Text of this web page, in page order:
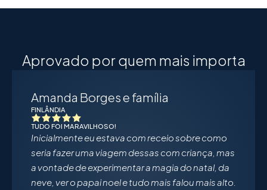
Aprovado por quem mais importa
Amanda Borges e família
FINLÂNDIA
TUDO FOI MARAVILHOSO!
Inicialmente eu estava com receio sobre como
seria fazer uma viagem dessas com criança, mas
a vontade de experimentar a magia do natal, da
neve, ver o papai noel e tudo mais falou mais alto.